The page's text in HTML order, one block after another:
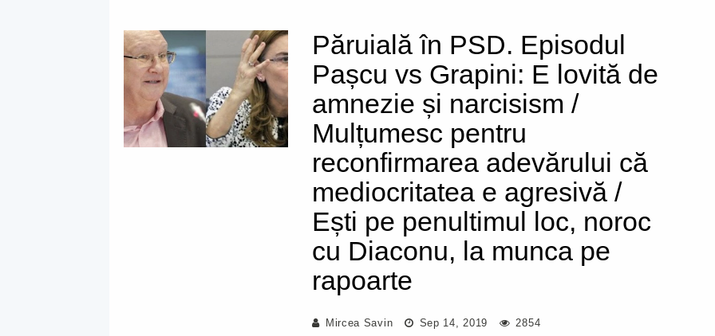
Păruială în PSD. Episodul
Pașcu vs Grapini: E lovită de
amnezie și narcisism /
Mulțumesc pentru
reconfirmarea adevărului că
mediocritatea e agresivă /
Ești pe penultimul loc, noroc
cu Diaconu, la munca pe
rapoarte
Mircea Savin Sep 14, 2019 2854